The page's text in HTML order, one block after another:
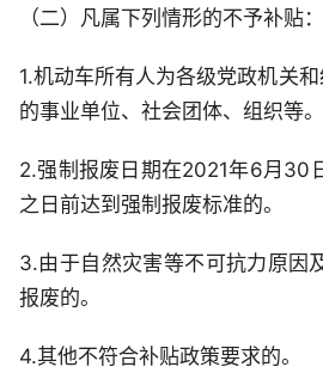
（二）凡属下列情形的不予补贴：
1.机动车所有人为各级党政机关
的事业单位、社会团体、组织等。
2.强制报废日期在2021年6月30
之日前达到强制报废标准的。
3.由于自然灾害等不可抗力原因
报废的。
4.其他不符合补贴政策要求的。